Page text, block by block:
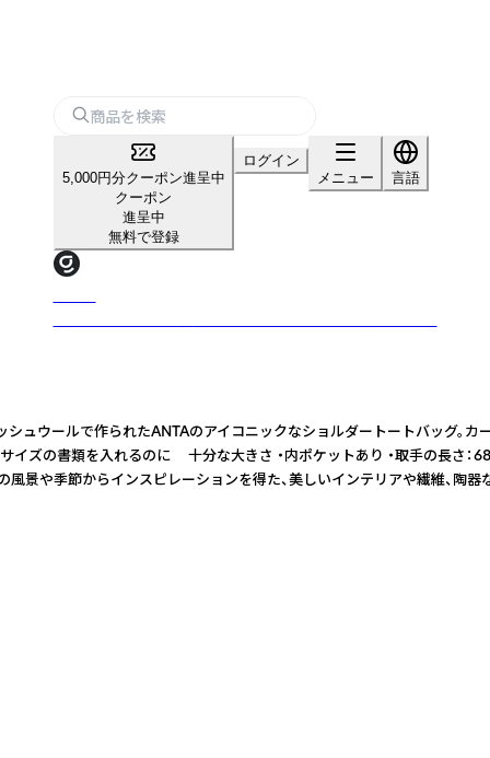
5,000円分クーポン進呈中
クーポン
進呈中
無料で登録
ログイン
メニュー
言語
ールで作られたANTAのアイコニックなショルダートートバッ
ズの書類を入れるのに 十分な大きさ ・内ポケットあり ・取手の
季節からインスピレーションを得た、美しいインテリアや繊維、